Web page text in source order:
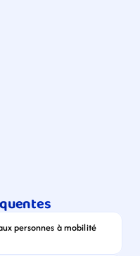
personnes à mobilité